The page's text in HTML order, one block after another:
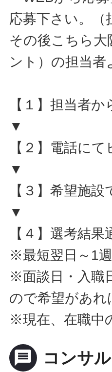
応募下さい。（
その後こちら
ント）の担当
【１】担当者
▼
【２】電話に
▼
【３】希望施設
▼
【４】選考結果
※最短翌日～1
※面談日・入職
ので希望があ
※現在、在職中
message コンサ